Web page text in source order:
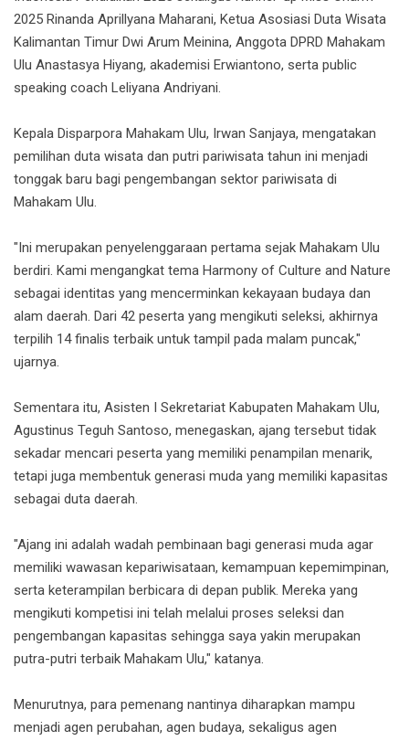
2025 Rinanda Aprillyana Maharani, Ketua Asosiasi Duta Wisata
Kalimantan Timur Dwi Arum Meinina, Anggota DPRD Mahakam
Ulu Anastasya Hiyang, akademisi Erwiantono, serta public
speaking coach Leliyana Andriyani.
Kepala Disparpora Mahakam Ulu, Irwan Sanjaya, mengatakan
pemilihan duta wisata dan putri pariwisata tahun ini menjadi
tonggak baru bagi pengembangan sektor pariwisata di
Mahakam Ulu.
"Ini merupakan penyelenggaraan pertama sejak Mahakam Ulu
berdiri. Kami mengangkat tema Harmony of Culture and Nature
sebagai identitas yang mencerminkan kekayaan budaya dan
alam daerah. Dari 42 peserta yang mengikuti seleksi, akhirnya
terpilih 14 finalis terbaik untuk tampil pada malam puncak,"
ujarnya.
Sementara itu, Asisten I Sekretariat Kabupaten Mahakam Ulu,
Agustinus Teguh Santoso, menegaskan, ajang tersebut tidak
sekadar mencari peserta yang memiliki penampilan menarik,
tetapi juga membentuk generasi muda yang memiliki kapasitas
sebagai duta daerah.
"Ajang ini adalah wadah pembinaan bagi generasi muda agar
memiliki wawasan kepariwisataan, kemampuan kepemimpinan,
serta keterampilan berbicara di depan publik. Mereka yang
mengikuti kompetisi ini telah melalui proses seleksi dan
pengembangan kapasitas sehingga saya yakin merupakan
putra-putri terbaik Mahakam Ulu," katanya.
Menurutnya, para pemenang nantinya diharapkan mampu
menjadi agen perubahan, agen budaya, sekaligus agen